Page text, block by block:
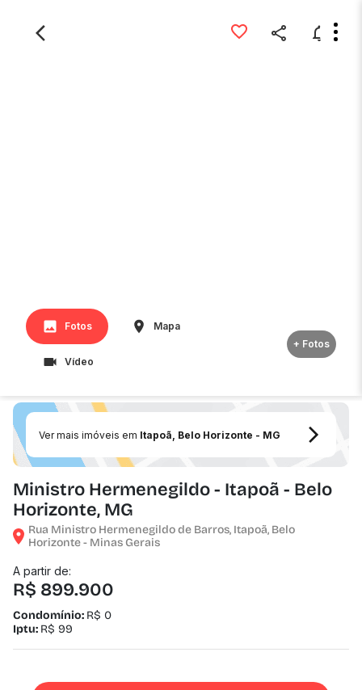
Fotos Mapa
Vídeo
+ Fotos
Ver mais imóveis em Itapoã, Belo Horizonte - MG
Ministro Hermenegildo - Itapoã - Belo
Horizonte, MG
Rua Ministro Hermenegildo de Barros, Itapoã, Belo
Horizonte - Minas Gerais
A partir de:
R$ 899.900
Condomínio: R$ 0
Iptu: R$ 99